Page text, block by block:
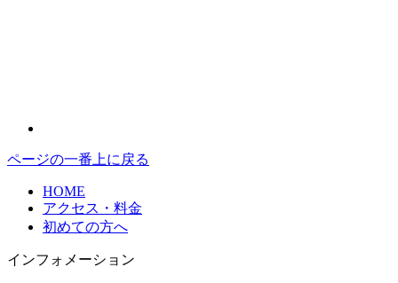
ページの一番上に戻る
HOME
アクセス・料金
初めての方へ
インフォメーション